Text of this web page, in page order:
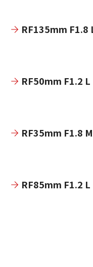
RF135mm F1.8
RF50mm F1.2
RF35mm F1.8
RF85mm F1.2